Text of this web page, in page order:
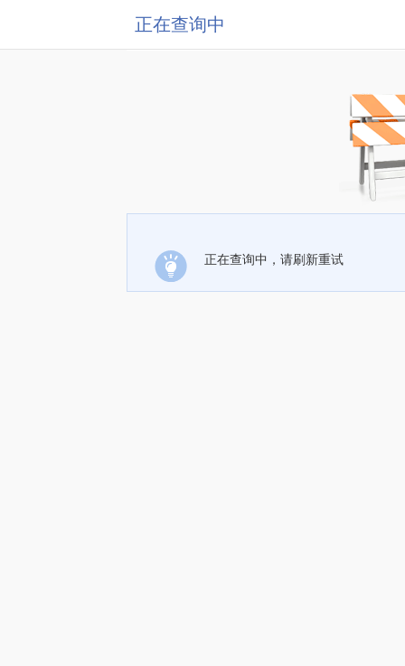
正在查询中
正在查询中，请刷新重试